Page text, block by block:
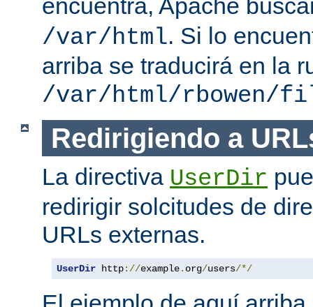
encuentra, Apache
/var/html. Si lo
arriba se traducirá en la
/var/html/rbowen/
Redirigiendo a
La directiva UserDir
redirigir solcitudes de
URLs externas.
UserDir http://example. org/users/*/